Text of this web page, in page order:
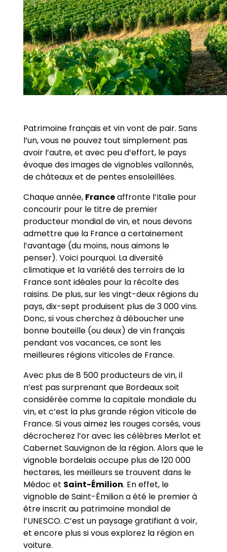
Patrimoine français et vin vont de pair. Sans
l’un, vous ne pouvez tout simplement pas
avoir l’autre, et avec peu d’effort, le pays
évoque des images de vignobles vallonnés,
de châteaux et de pentes ensoleillées.
Chaque année, Franceaffronte l’Italie pour
concourir pour le titre de premier
producteur mondial de vin, et nous devons
admettre que la France a certainement
l’avantage (du moins, nous aimons le
penser). Voici pourquoi. La diversité
climatique et la variété des terroirs de la
France sont idéales pour la récolte des
raisins. De plus, sur les vingt-deux régions du
pays, dix-sept produisent plus de 3 000 vins.
Donc, si vous cherchez à déboucher une
bonne bouteille (ou deux) de vin français
pendant vos vacances, ce sont les
meilleures régions viticoles de France.
Avec plus de 8 500 producteurs de vin, il
n’est pas surprenant que Bordeaux soit
considérée comme la capitale mondiale du
vin, et c’est la plus grande région viticole de
France. Si vous aimez les rouges corsés, vous
décrocherez l’or avec les célèbres Merlot et
Cabernet Sauvignon de la région. Alors que le
vignoble bordelais occupe plus de 120 000
hectares, les meilleurs se trouvent dans le
Médoc et Saint-Émilion. En effet, le
vignoble de Saint-Émilion a été le premier à
être inscrit au patrimoine mondial de
l’UNESCO. C’est un paysage gratifiant à voir,
et encore plus si vous explorez la région en
voiture.